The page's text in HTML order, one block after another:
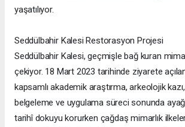
yaşatılıyor.
Seddülbahir Kalesi Restorasyon Projesi
Seddülbahir Kalesi, geçmişle bağ kuran
çekiyor. 18 Mart 2023 tarihinde ziyarete
kapsamlı akademik araştırma, arkeolojik
belgeleme ve uygulama süreci sonunda ayağa
tarihî dokuyu korurken çağdaş mimarlık